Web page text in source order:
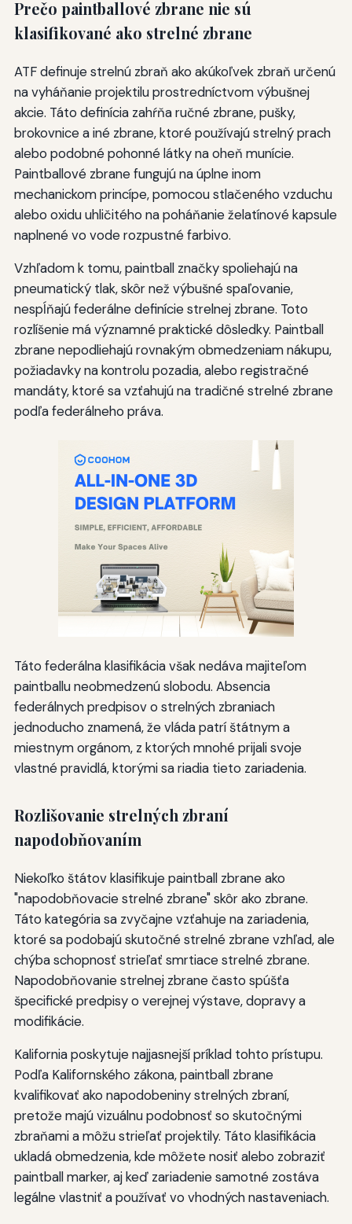
Prečo paintballové zbrane nie sú
klasifikované ako strelné zbrane
ATF definuje strelnú zbraň ako akúkoľvek zbraň určenú
na vyháňanie projektilu prostredníctvom výbušnej
akcie. Táto definícia zahŕňa ručné zbrane, pušky,
brokovnice a iné zbrane, ktoré používajú strelný prach
alebo podobné pohonné látky na oheň munície.
Paintballové zbrane fungujú na úplne inom
mechanickom princípe, pomocou stlačeného vzduchu
alebo oxidu uhličitého na poháňanie želatínové kapsule
naplnené vo vode rozpustné farbivo.
Vzhľadom k tomu, paintball značky spoliehajú na
pneumatický tlak, skôr než výbušné spaľovanie,
nespĺňajú federálne definície strelnej zbrane. Toto
rozlíšenie má významné praktické dôsledky. Paintball
zbrane nepodliehajú rovnakým obmedzeniam nákupu,
požiadavky na kontrolu pozadia, alebo registračné
mandáty, ktoré sa vzťahujú na tradičné strelné zbrane
podľa federálneho práva.
Táto federálna klasifikácia však nedáva majiteľom
paintballu neobmedzenú slobodu. Absencia
federálnych predpisov o strelných zbraniach
jednoducho znamená, že vláda patrí štátnym a
miestnym orgánom, z ktorých mnohé prijali svoje
vlastné pravidlá, ktorými sa riadia tieto zariadenia.
Rozlišovanie strelných zbraní
napodobňovaním
Niekoľko štátov klasifikuje paintball zbrane ako
"napodobňovacie strelné zbrane" skôr ako zbrane.
Táto kategória sa zvyčajne vzťahuje na zariadenia,
ktoré sa podobajú skutočné strelné zbrane vzhľad, ale
chýba schopnosť strieľať smrtiace strelné zbrane.
Napodobňovanie strelnej zbrane často spúšťa
špecifické predpisy o verejnej výstave, dopravy a
modifikácie.
Kalifornia poskytuje najjasnejší príklad tohto prístupu.
Podľa Kalifornského zákona, paintball zbrane
kvalifikovať ako napodobeniny strelných zbraní,
pretože majú vizuálnu podobnosť so skutočnými
zbraňami a môžu strieľať projektily. Táto klasifikácia
ukladá obmedzenia, kde môžete nosiť alebo zobraziť
paintball marker, aj keď zariadenie samotné zostáva
legálne vlastniť a používať vo vhodných nastaveniach.